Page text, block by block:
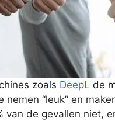
zoals DeepL de
“leuk” en
van de gevallen niet,